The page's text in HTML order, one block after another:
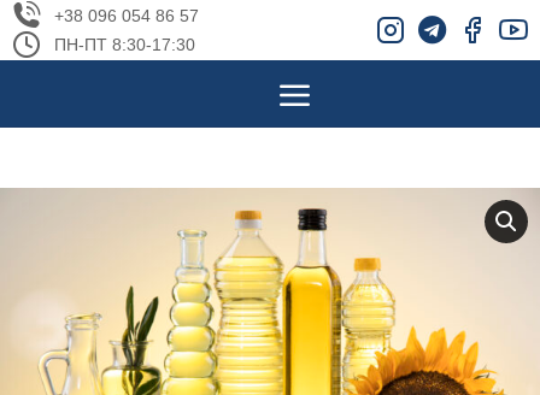
+38 096 054 86 57
ПН-ПТ 8:30-17:30